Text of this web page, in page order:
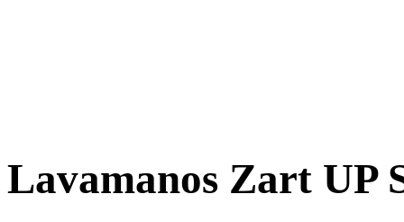
Lavamanos Zart UP